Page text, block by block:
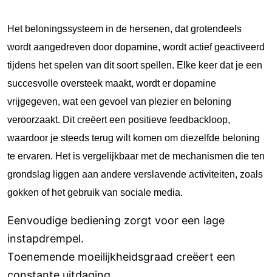
Het beloningssysteem in de hersenen, dat grotendeels
wordt aangedreven door dopamine, wordt actief geactiveerd
tijdens het spelen van dit soort spellen. Elke keer dat je een
succesvolle oversteek maakt, wordt er dopamine
vrijgegeven, wat een gevoel van plezier en beloning
veroorzaakt. Dit creëert een positieve feedbackloop,
waardoor je steeds terug wilt komen om diezelfde beloning
te ervaren. Het is vergelijkbaar met de mechanismen die ten
grondslag liggen aan andere verslavende activiteiten, zoals
gokken of het gebruik van sociale media.
Eenvoudige bediening zorgt voor een lage
instapdrempel.
Toenemende moeilijkheidsgraad creëert een